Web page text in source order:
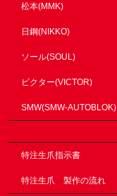
松本(MMK)
日鋼(NIKKO)
ソール(SOUL)
ビクター(VICTOR)
SMW(SMW-AUTOBLOK)
特注生爪指示書
特注生爪 製作の流れ